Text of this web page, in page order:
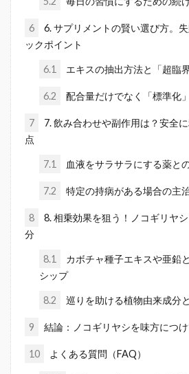
6
6. サプリメントの賢い選び方。
ックポイント
6.1 エキスの抽出方法と「超臨
6.2 配合量だけでなく「標準化
7
7. 飲み合わせや副作用は？安全
点
7.1 血液をサラサラにする薬と
7.2 特定の持病がある場合の主
8
8. 相乗効果を狙う！ノコギリヤ
分
8.1
カボチャ種子エキスや亜鉛
シップ
8.2 巡りを助ける植物由来成分
9 結論：ノコギリヤシを味方につ
10 よくある質問（FAQ）